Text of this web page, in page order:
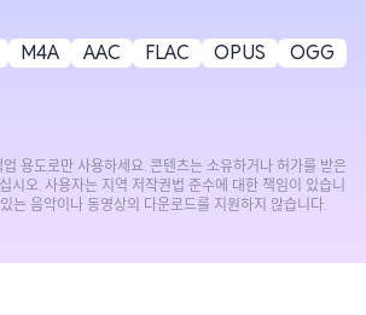
M4A AAC FLAC OPUS OGG
용도로만 사용하세요. 콘텐츠는 소유하거나 허가를 받은
시오. 사용자는 지역 저작권법 준수에 대한 책임이 있습니
는 음악이나 동영상의 다운로드를 지원하지 않습니다.